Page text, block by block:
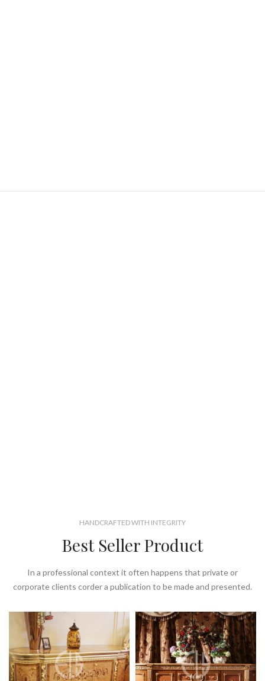
HANDCRAFTED WITH INTEGRITY
Best Seller Product
In a professional context it often happens that private or
corporate clients corder a publication to be made and presented.